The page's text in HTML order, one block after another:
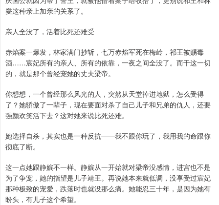
燮这种亲上加亲的关系了。
亲人全没了，活着比死还难受
赤焰案一爆发，林家满门抄斩，七万赤焰军死在梅岭，祁王被赐毒
酒……宸妃所有的亲人、所有的依靠，一夜之间全没了。而干这一切
的，就是那个曾经宠她的丈夫梁帝。
你想想，一个曾经那么风光的人，突然从天堂掉进地狱，怎么受得
了？她骄傲了一辈子，现在要面对杀了自己儿子和兄弟的仇人，还要
强颜欢笑活下去？这对她来说比死还难。
她选择自杀，其实也是一种反抗——我不跟你玩了，我用我的命跟你
彻底了断。
这一点她跟静嫔不一样。静嫔从一开始就对梁帝没感情，进宫也不是
为了争宠，她的指望是儿子靖王。再说她本来就低调，没享受过宸妃
那种极致的宠爱，跌落时也就没那么痛。她能忍三十年，是因为她有
盼头，有儿子这个希望。